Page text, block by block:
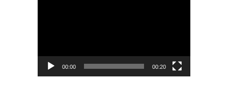
00:00 00:20